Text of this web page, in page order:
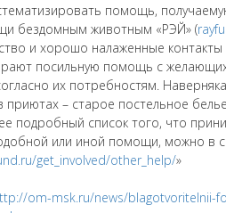
помощь,
бездомным животным «РЭЙ» (
и хорошо налаженные
посильную помощь с
их потребностям.
приютах – старое постельное
подробный список того, что
или иной помощи, можно в
get_involved/other_help/»
om-msk.ru/news/blagotvoritelnii-